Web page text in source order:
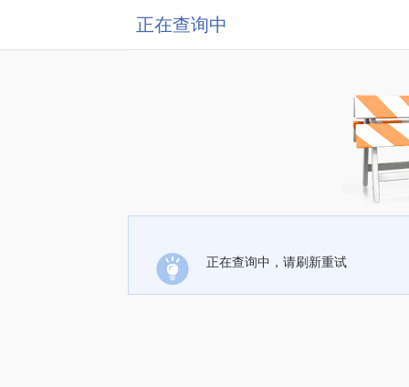
正在查询中
正在查询中，请刷新重试